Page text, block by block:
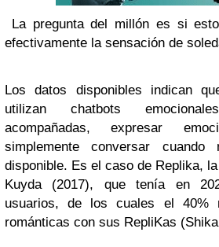
La pregunta del millón es si
efectivamente la sensación de
Los datos disponibles indican
utilizan chatbots
acompañadas, expresar
simplemente conversar
disponible. Es el caso de Replika,
Kuyda (2017), que tenía en
usuarios, de los cuales el 40%
románticas con sus RepliKas